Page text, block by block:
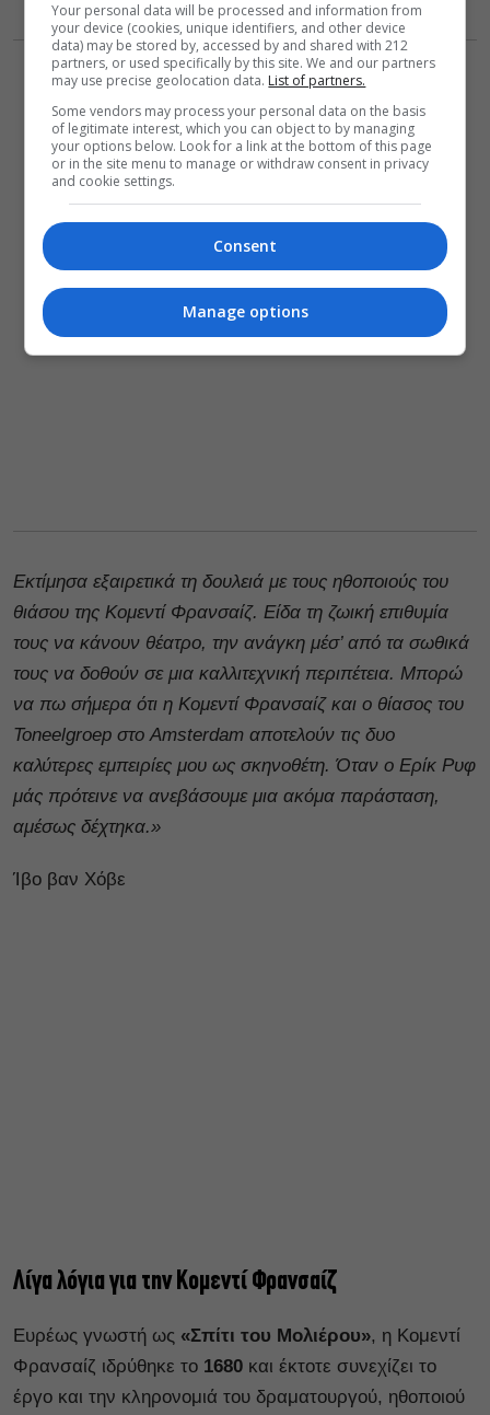
Εκτίμησα εξαιρετικά τη δουλειά με τους ηθοποιούς του
θιάσου της Κομεντί Φρανσαίζ. Είδα τη ζωική επιθυμία
τους να κάνουν θέατρο, την ανάγκη μέσ’ από τα σωθικά
τους να δοθούν σε μια καλλιτεχνική περιπέτεια. Μπορώ
να πω σήμερα ότι η Κομεντί Φρανσαίζ και ο θίασος του
Toneelgroep στο Amsterdam αποτελούν τις δυο
καλύτερες εμπειρίες μου ως σκηνοθέτη. Όταν ο Ερίκ Ρυφ
μάς πρότεινε να ανεβάσουμε μια ακόμα παράσταση,
αμέσως δέχτηκα.»
Ίβο βαν Χόβε
Λίγα λόγια για την Κομεντί Φρανσαίζ
Ευρέως γνωστή ως «Σπίτι του Μολιέρου», η Κομεντί
Φρανσαίζ ιδρύθηκε το 1680 και έκτοτε συνεχίζει το
έργο και την κληρονομιά του δραματουργού, ηθοποιού
Your personal data will be processed and information from
your device (cookies, unique identifiers, and other device
data) may be stored by, accessed by and shared with 212
partners, or used specifically by this site. We and our partners
may use precise geolocation data. List of partners.
Some vendors may process your personal data on the basis
of legitimate interest, which you can object to by managing
your options below. Look for a link at the bottom of this page
or in the site menu to manage or withdraw consent in privacy
and cookie settings.
Consent
Manage options